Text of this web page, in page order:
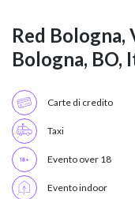
Red Bologna,
Bologna, BO,
Carte di credito
Taxi
Evento over 18
Evento indoor